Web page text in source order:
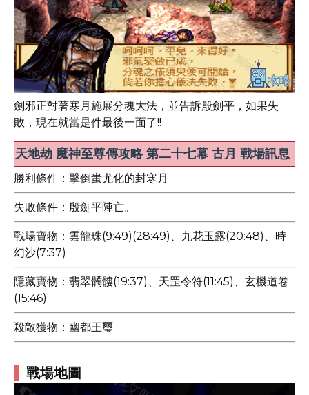
劍邪正對著寒月施展分魂大法，並告訴殷劍平，如果失
敗，現在就當是件最後一面了!!
天地劫 魔神至尊傳攻略 第二十七幕 古月 戰場訊息
勝利條件：擊倒蚩尤化的封寒月
失敗條件：殷劍平陣亡。
戰場寶物：雲龍珠(9:49)(28:49)、九花玉露(20:48)、時
幻沙(7:37)
隱藏寶物：翡翠髑髏(19:37)、天罡令符(11:45)、玄機道卷
(15:46)
殺敵獲物：幽都王璽
戰場地圖